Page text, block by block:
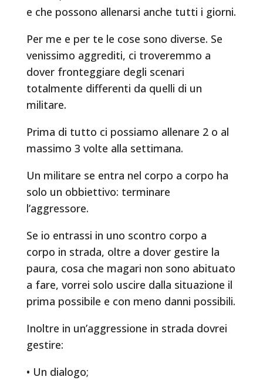
e che possono allenarsi anche tutti i giorni.
Per me e per te le cose sono diverse. Se
venissimo aggrediti, ci troveremmo a
dover fronteggiare degli scenari
totalmente differenti da quelli di un
militare.
Prima di tutto ci possiamo allenare 2 o al
massimo 3 volte alla settimana.
Un militare se entra nel corpo a corpo ha
solo un obbiettivo: terminare
l’aggressore.
Se io entrassi in uno scontro corpo a
corpo in strada, oltre a dover gestire la
paura, cosa che magari non sono abituato
a fare, vorrei solo uscire dalla situazione il
prima possibile e con meno danni possibili.
Inoltre in un’aggressione in strada dovrei
gestire:
• Un dialogo;